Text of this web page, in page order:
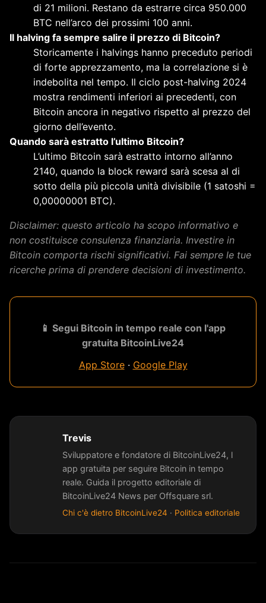
di 21 milioni. Restano da estrarre circa 950.000
BTC nell’arco dei prossimi 100 anni.
Il halving fa sempre salire il prezzo di Bitcoin?
Storicamente i halvings hanno preceduto periodi
di forte apprezzamento, ma la correlazione si è
indebolita nel tempo. Il ciclo post-halving 2024
mostra rendimenti inferiori ai precedenti, con
Bitcoin ancora in negativo rispetto al prezzo del
giorno dell’evento.
Quando sarà estratto l’ultimo Bitcoin?
L’ultimo Bitcoin sarà estratto intorno all’anno
2140, quando la block reward sarà scesa al di
sotto della più piccola unità divisibile (1 satoshi =
0,00000001 BTC).
Disclaimer: questo articolo ha scopo informativo e
non costituisce consulenza finanziaria. Investire in
Bitcoin comporta rischi significativi. Fai sempre le tue
ricerche prima di prendere decisioni di investimento.
📱 Segui Bitcoin in tempo reale con l'app
gratuita BitcoinLive24
App Store· Google Play
Trevis
Sviluppatore e fondatore di BitcoinLive24, l
app gratuita per seguire Bitcoin in tempo
reale. Guida il progetto editoriale di
BitcoinLive24 News per Offsquare srl.
Chi c'è dietro BitcoinLive24 · Politica editoriale